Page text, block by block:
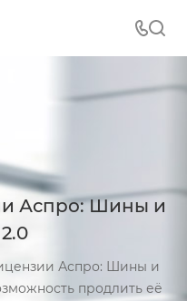
Аспро: Шины и
Аспро: Шины и
продлить её